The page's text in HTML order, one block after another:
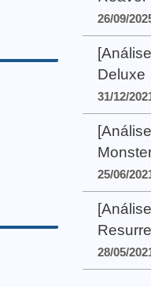
26/09/
Deluxe
31/12/
25/06/
28/05/